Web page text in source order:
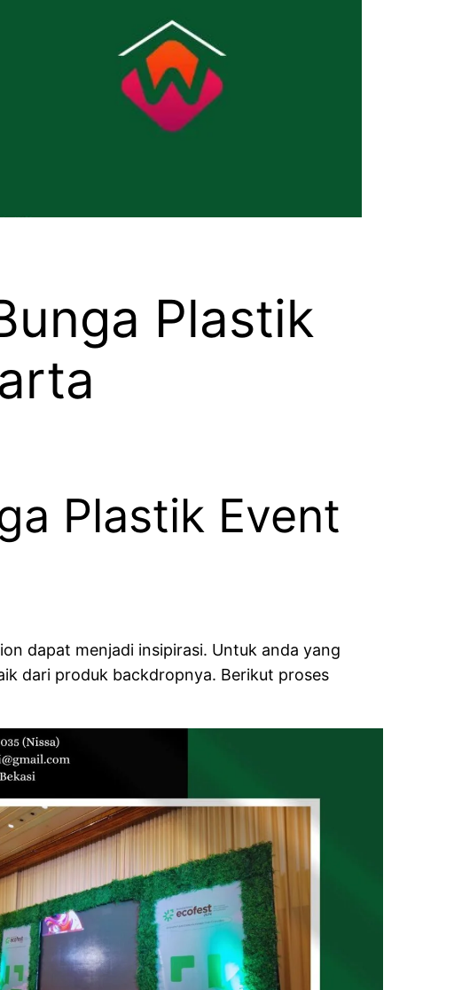
Plastik
Plastik Event
dapat menjadi insipirasi. Untuk anda yang
dari produk backdropnya. Berikut proses